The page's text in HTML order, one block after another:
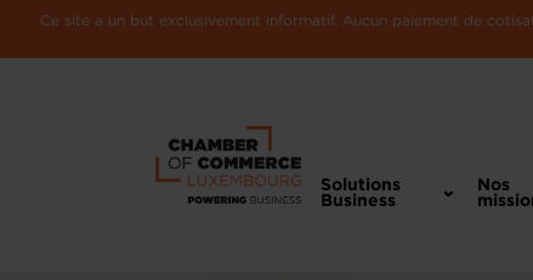
Ce site a un but exclusivement informatif. Aucun paiement de
Solutions
Business
Nos